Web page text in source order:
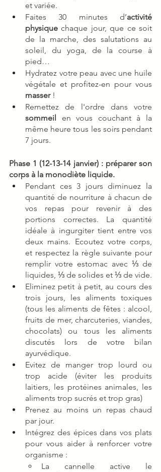
et variée.
Faites 30 minutes d’activité
physique chaque jour, que ce soit
de la marche, des salutations au
soleil, du yoga, de la course à
pied…
Hydratez votre peau avec une huile
masser !
sommeil
en vous couchant à la
même heure tous les soirs pendant
7 jours.
Phase 1 (12-13-14 janvier) : préparer son
corps à la monodiète liquide.
Pendant ces 3 jours diminuez la
quantité de nourriture à chacun de
vos repas pour revenir à des
portions correctes. La quantité
idéale à ingurgiter tient entre vos
deux mains. Ecoutez votre corps,
et respectez la règle suivante pour
remplir votre estomac avec ⅓ de
Eliminez petit à petit, au cours des
trois jours, les aliments toxiques
(tous les aliments de fêtes : alcool,
fruits de mer, charcuteries, viandes,
chocolats) ou tous les aliments
discutés lors de votre bilan
ayurvédique.
Evitez de manger trop lourd ou
trop acide (éviter les produits
laitiers, les protéines animales, les
aliments trop sucrés et trop gras)
Prenez au moins un repas chaud
par jour.
Intégrez des épices dans vos plats
pour vous aider à renforcer votre
organisme :
La cannelle active le